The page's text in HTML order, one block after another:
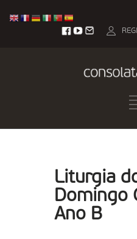
Liturgia
Domingo
Ano B